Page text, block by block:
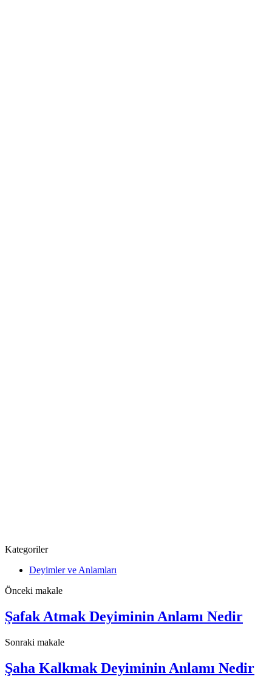
Kategoriler
Deyimler ve Anlamları
Önceki makale
Şafak Atmak Deyiminin Anlamı Nedir
Sonraki makale
Şaha Kalkmak Deyiminin Anlamı Nedir